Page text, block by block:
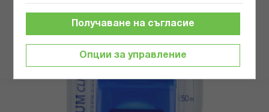
Опции за управление
Получаване на съгласие